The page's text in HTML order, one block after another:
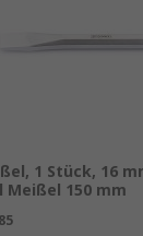
1 Stück, 16
Meißel 150 mm